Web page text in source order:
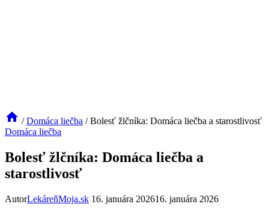
/ Domáca liečba / Bolesť žlčníka: Domáca liečba a starostlivosť
Domáca liečba
Bolesť žlčníka: Domáca liečba a
starostlivosť
AutorLekáreňMoja.sk 16. januára 202616. januára 2026